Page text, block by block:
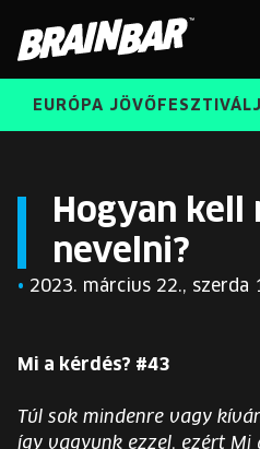
BarEURÓPA
INGYENES DIÁK- ÉS
Hogyan
nevelni?
• 2023. március 22., szerda
Mi a kérdés? #43
Túl sok mindenre vagy
így vagyunk ezzel, ezért Mi